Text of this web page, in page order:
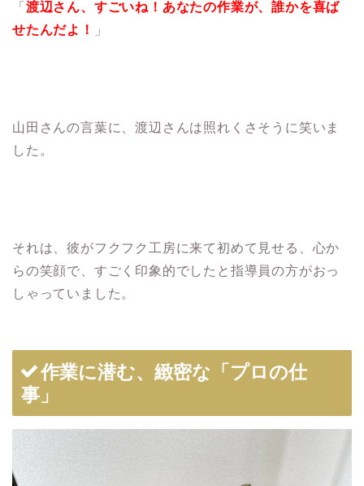
「 渡辺さん、すごいね！あなたの作業が、誰かを喜ば
せたんだよ！
」
山田さんの言葉に、渡辺さんは照れくさそうに笑いま
した。
それは、彼がフクフク工房に来て初めて見せる、心か
らの笑顔で、すごく印象的でしたと指導員の方がおっ
しゃっていました。
作業に潜む、緻密な「プロの仕
事」